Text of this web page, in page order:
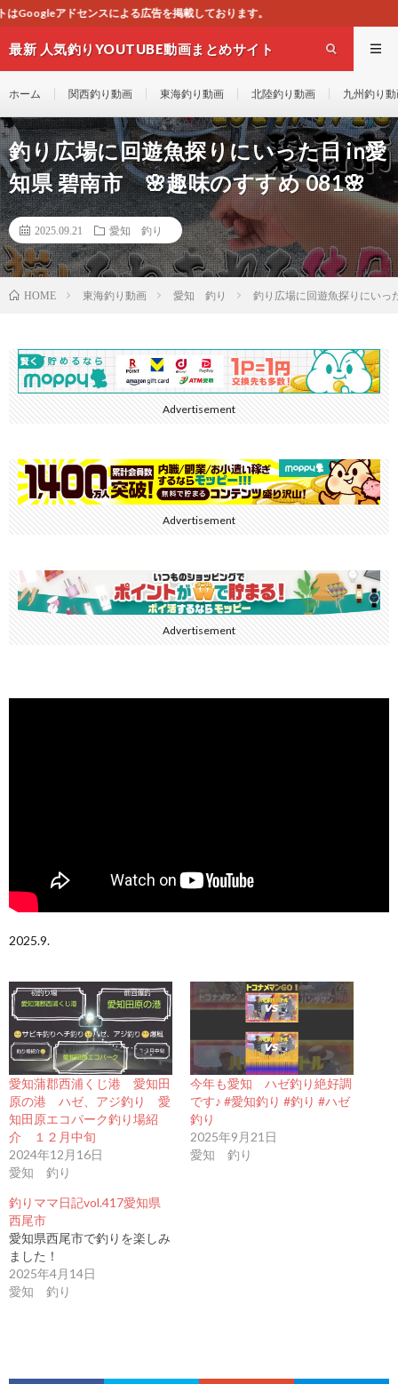
る広告を掲載しております。
最新 人気釣りYOUTUBE動画まとめサイト
ホーム 関西釣り動画 東海釣り動画 北陸釣り動画 九州釣り
釣り広場に回遊魚探りにいった日 in愛
知県 碧南市 🌸趣味のすすめ 081🌸
2025.09.21 愛知 釣り
HOME 東海釣り動画 愛知 釣り 釣り広場に回遊魚探りにい
Advertisement
Advertisement
Advertisement
2025.9.
愛知蒲郡西浦くじ港 愛知田
原の港 ハゼ、アジ釣り 愛
知田原エコパーク釣り場紹
介 １２月中旬
2024年12月16日
愛知 釣り
今年も愛知 ハゼ釣り絶好調
です♪ #愛知釣り #釣り #ハゼ
釣り
2025年9月21日
愛知 釣り
釣りママ日記vol.417愛知県
西尾市
愛知県西尾市で釣りを楽しみ
ました！
2025年4月14日
愛知 釣り